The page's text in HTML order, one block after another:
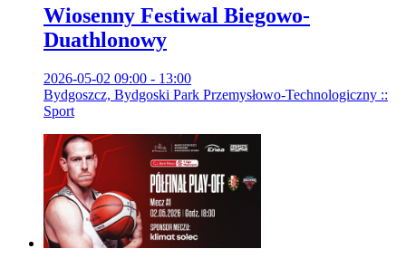
Wiosenny Festiwal Biegowo-
Duathlonowy
2026-05-02 09:00 - 13:00
Bydgoszcz, Bydgoski Park Przemysłowo-Technologiczny ::
Sport